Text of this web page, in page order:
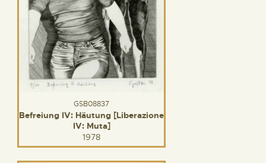
GSB08837
Befreiung IV: Häutung [Liberazione
IV: Muta]
1978